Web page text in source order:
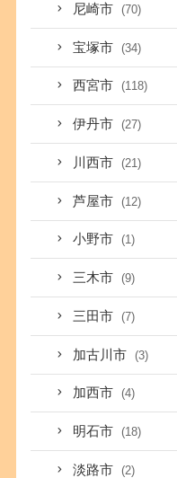
尼崎市 (70)
宝塚市 (34)
西宮市 (118)
伊丹市 (27)
川西市 (21)
芦屋市 (12)
小野市 (1)
三木市 (9)
三田市 (7)
加古川市 (3)
加西市 (4)
明石市 (18)
淡路市 (2)